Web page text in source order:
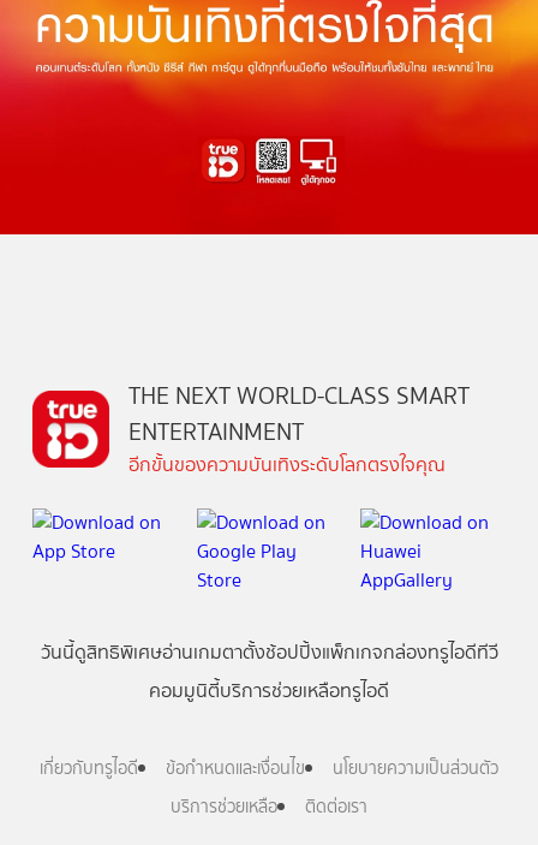
THE NEXT WORLD-CLASS SMART
ENTERTAINMENT
อีกขั้นของความบันเทิงระดับโลกตรงใจคุณ
วันนี้ดูสิทธิพิเศษอ่านเกมตาตั้งช้อปปิ้งแพ็กเกจกล่องทรูไอดีทีวี
คอมมูนิตี้บริการช่วยเหลือทรูไอดี
เกี่ยวกับทรูไอดี ข้อกำหนดและเงื่อนไข
นโยบายความเป็นส่วนตัว
บริการช่วยเหลือ
ติดต่อเรา